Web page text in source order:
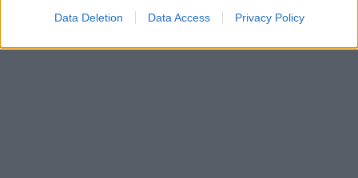
Data Deletion Data Access Privacy Policy